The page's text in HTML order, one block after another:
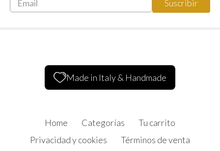
Made in Italy & Handmade
Home Categorías
Tu carrito
Privacidad y cookies
Términos de venta